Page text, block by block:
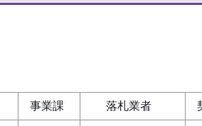
事業課 落札業者